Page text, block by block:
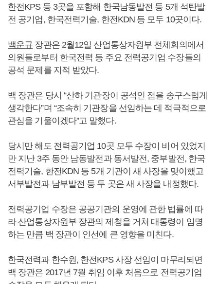
한전KPS 등 3곳을 포함해 한국남동발전 등 5개 석탄발
전 공기업, 한국전력기술, 한전KDN 등 모두 10곳이다.
백운규 장관은 2월12일 산업통상자원부 전체회의에서
의원들로부터 한국전력 등 주요 전력공기업 수장들의
공석 문제를 지적 받았다.
백 장관은 당시 “산하 기관장이 공석인 점을 송구스럽게
생각한다”며 “조속히 기관장을 선임하는 데 적극적으로
관심을 기울이겠다”고 말했다.
당시만 해도 전력공기업 10곳 모두 수장이 비어 있었지
만 지난 3주 동안 남동발전과 동서발전, 중부발전, 한국
전력기술, 한전KDN 등 5개 기관이 새 사장을 맞이했고
서부발전과 남부발전 등 두 곳은 새 사장을 내정했다.
전력공기업 수장은 공공기관의 운영에 관한 법률에 따
라 산업통상자원부 장관의 제청을 거쳐 대통령이 임명
하는 만큼 백 장관이 인선에 큰 영향을 미친다.
한국전력과 한수원, 한전KPS 사장 선임이 마무리되면
백 장관은 2017년 7월 취임 이후 처음으로 전력공기업